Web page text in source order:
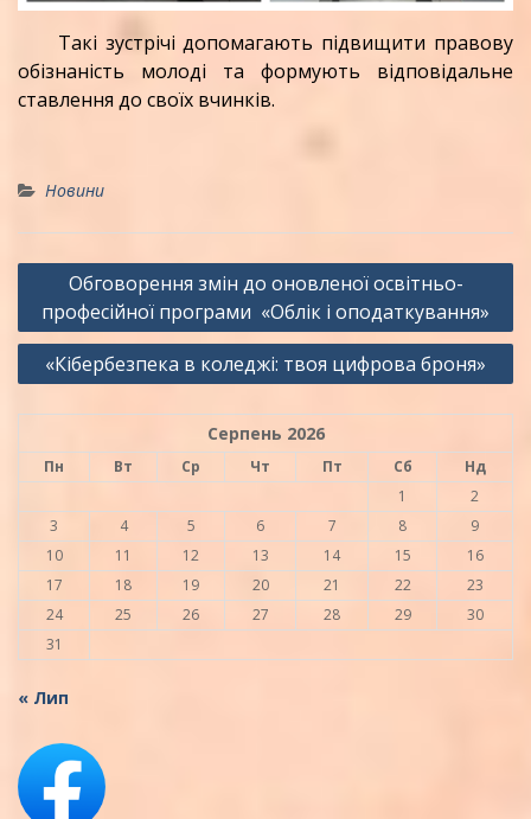
Такі зустрічі допомагають підвищити правову
обізнаність молоді та формують відповідальне
ставлення до своїх вчинків.
Новини
Навігація
записів
Обговорення змін до оновленої освітньо-
професійної програми «Облік і оподаткування»
«Кібербезпека в коледжі: твоя цифрова броня»
Серпень 2026
Пн Вт Ср Чт Пт Сб
Нд
1
2
3
4 5 6 7 8
9
10
11 12 13 14 15
16
17
18 19 20 21 22
23
24
25 26 27 28 29
30
31
« Лип